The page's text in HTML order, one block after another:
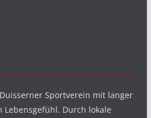
Sportverein mit langer
Durch lokale